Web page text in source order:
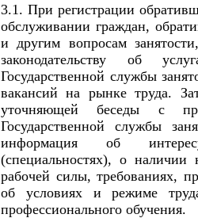
3.1. При регистрации
обслуживании граждан,
и другим вопросам
законодательству об
Государственной службы
вакансий на рынке труда.
уточняющей беседы с
Государственной службы
информация об
(специальностях), о
рабочей силы, требованиях,
об условиях и режиме
профессионального обучения.